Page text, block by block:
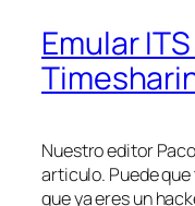
Emular
Nuestro editor
articulo. Puede
que ya eres un